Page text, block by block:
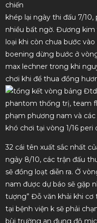
chiến
khép lại ngày thi đấu 7/
nhiều bất ngờ. Đương kim
loại khi còn chưa bước
boening dừng bước ở
max lechner trong khi
chơi khi để thua đồng
phạm phương nam và
khó chơi tại vòng 1/16 peri
32 cái tên xuất sắc nhất
ngày 8/10, các trận đấu
sẽ đồng loạt diễn ra. Ở
nam được dự báo sẽ gặp
tượng” Đỗ văn khải khi cơ
tại bệnh viện k sẽ phải
bùi trường an đụng độ